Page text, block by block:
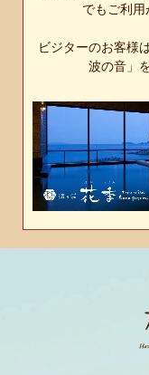
でもご利用
ビジターのお客様
波の音」